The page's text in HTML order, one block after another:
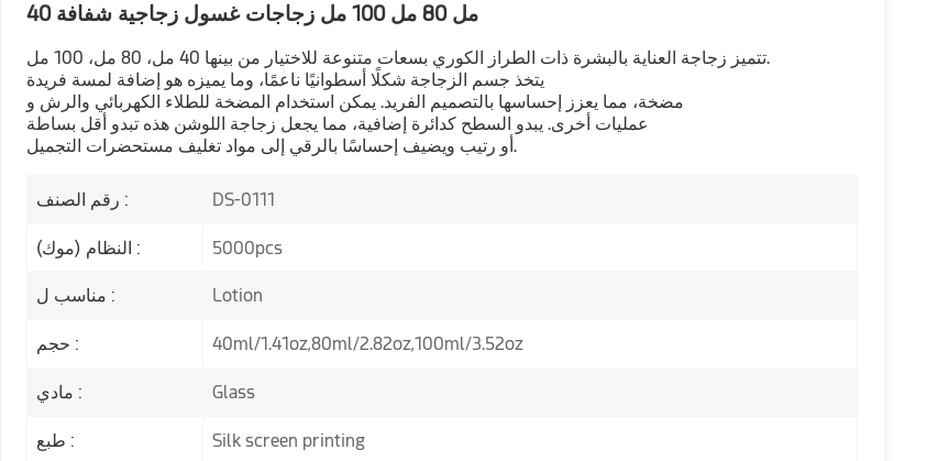
40 مل 80 مل 100 مل زجاجات غسول زجاجية شفافة
تتميز زجاجة العناية بالبشرة ذات الطراز الكوري بسعات متنوعة للاختيار من بينها 40 مل، 80 مل، 100 مل.
يتخذ جسم الزجاجة شكلًا أسطوانيًا ناعمًا، وما يميزه هو إضافة لمسة فريدة
مضخة، مما يعزز إحساسها بالتصميم الفريد. يمكن استخدام المضخة للطلاء الكهربائي والرش و
عمليات أخرى. يبدو السطح كدائرة إضافية، مما يجعل زجاجة اللوشن هذه تبدو أقل بساطة
أو رتيب ويضيف إحساسًا بالرقي إلى مواد تغليف مستحضرات التجميل.
رقم الصنف : DS-0111
النظام (موك) : 5000pcs
مناسب ل : Lotion
حجم : 40ml/1.41oz,80ml/2.82oz,100ml/3.52oz
مادي : Glass
طبع : Silk screen printing